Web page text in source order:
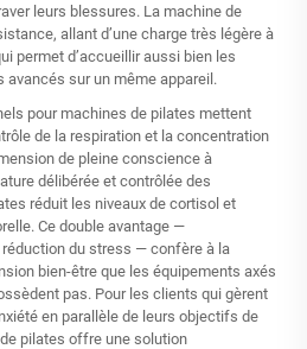
leurs blessures. La machine de
allant d’une charge très légère à
permet d’accueillir aussi bien les
sur un même appareil.
pour machines de pilates mettent
de la respiration et la concentration
de pleine conscience à
délibérée et contrôlée des
réduit les niveaux de cortisol et
Ce double avantage —
du stress — confère à la
bien-être que les équipements axés
pas. Pour les clients qui gèrent
en parallèle de leurs objectifs de
pilates offre une solution